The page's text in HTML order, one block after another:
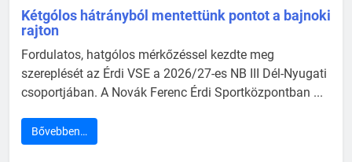
Kétgólos hátrányból mentettünk pontot a bajnoki
rajton
Fordulatos, hatgólos mérkőzéssel kezdte meg
szereplését az Érdi VSE a 2026/27-es NB III Dél-Nyugati
csoportjában. A Novák Ferenc Érdi Sportközpontban ...
Bővebben…